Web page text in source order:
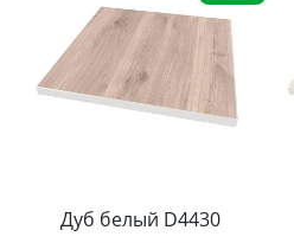
Дуб белый D4430